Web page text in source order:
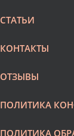
СТАТЬИ
КОНТАКТЫ
ОТЗЫВЫ
ПОЛИТИКА
ПОЛИТИКА